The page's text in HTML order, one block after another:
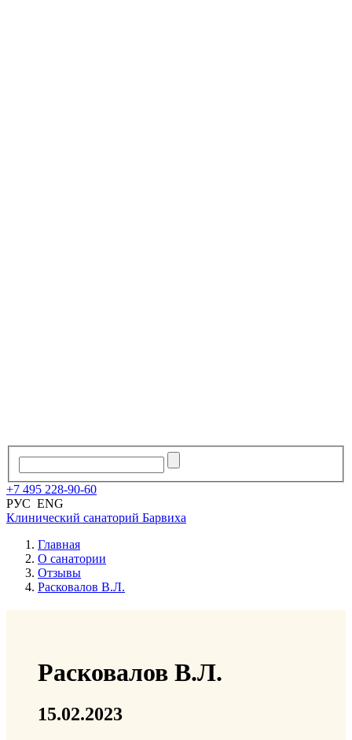
+7 495 228-90-60
РУС ENG
Клинический санаторий Барвиха
Главная
О санатории
Отзывы
Расковалов В.Л.
Расковалов В.Л.
15.02.2023